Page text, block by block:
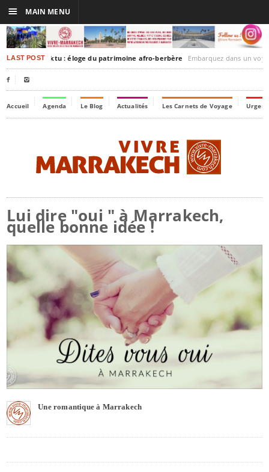
LAST POSTTimbuktu : éloge du patrimoine afro-berbère Embarquez dans un voyage culturel dans le
 
Accueil Agenda Le Blog Actualités Les Carnets de Voyage
Lui dire "oui " à Marrakech,
quelle bonne idée !
Une romantique à Marrakech
☰ MAIN MENU